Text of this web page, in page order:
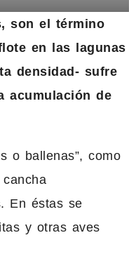
son el término
en las lagunas
densidad- sufre
acumulación de
o ballenas”, como
En éstas se
y otras aves